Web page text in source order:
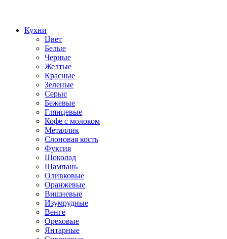
Кухни
Цвет
Белые
Черные
Желтые
Красные
Зеленые
Серые
Бежевые
Глянцевые
Кофе с молоком
Металлик
Слоновая кость
Фуксия
Шоколад
Шампань
Оливковые
Оранжевые
Вишневые
Изумрудные
Венге
Ореховые
Янтарные